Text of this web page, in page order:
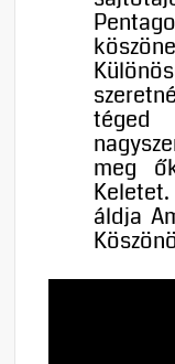
téged
meg
áldja